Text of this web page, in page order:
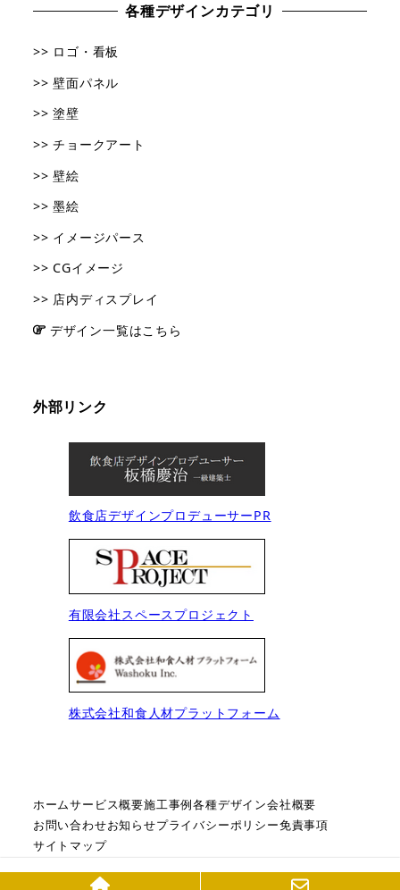
各種デザインカテゴリ
>> ロゴ・看板
>> 壁面パネル
>> 塗壁
>> チョークアート
>> 壁絵
>> 墨絵
>> イメージパース
>> CGイメージ
>> 店内ディスプレイ
デザイン一覧はこちら
外部リンク
飲食店デザインプロデューサーPR
有限会社スペースプロジェクト
株式会社和食人材プラットフォーム
ホームサービス概要施工事例各種デザイン会社概要
お問い合わせお知らせプライバシーポリシー免責事項
サイトマップ